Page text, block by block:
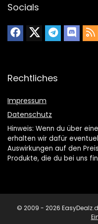
Socials
Rechtliches
Impressum
Datenschutz
Hinweis: Wenn du über
erhalten wir dafür
Auswirkungen auf den
Produkte, die du bei uns
© 2009 - 2026